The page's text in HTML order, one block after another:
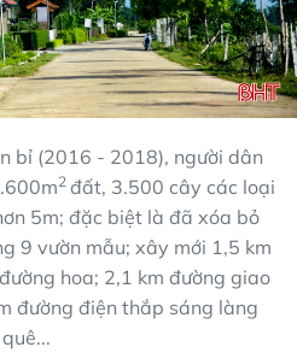
bỉ (2016 - 2018), người dân
2 đất, 3.500 cây các loại
5m; đặc biệt là đã xóa bỏ
9 vườn mẫu; xây mới 1,5 km
hoa; 2,1 km đường giao
đường điện thắp sáng làng
quê...